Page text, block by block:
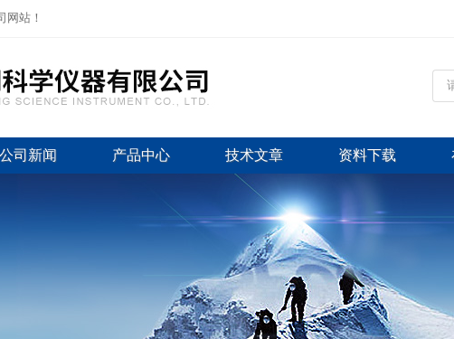
站！
公司新闻 产品中心 技术文章 资料下载